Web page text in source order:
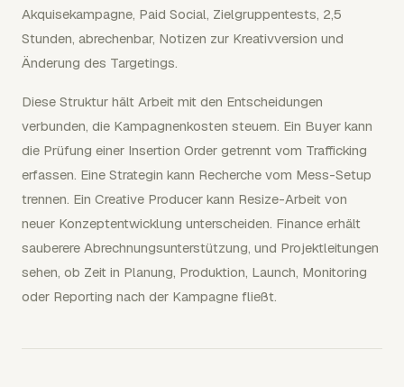
Akquisekampagne, Paid Social, Zielgruppentests, 2,5
Stunden, abrechenbar, Notizen zur Kreativversion und
Änderung des Targetings.
Diese Struktur hält Arbeit mit den Entscheidungen
verbunden, die Kampagnenkosten steuern. Ein Buyer kann
die Prüfung einer Insertion Order getrennt vom Trafficking
erfassen. Eine Strategin kann Recherche vom Mess-Setup
trennen. Ein Creative Producer kann Resize-Arbeit von
neuer Konzeptentwicklung unterscheiden. Finance erhält
sauberere Abrechnungsunterstützung, und Projektleitungen
sehen, ob Zeit in Planung, Produktion, Launch, Monitoring
oder Reporting nach der Kampagne fließt.